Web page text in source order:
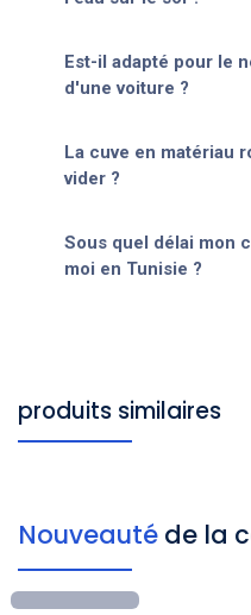
Est-il adapté pour le
d'une voiture ?
La cuve en matériau
vider ?
Sous quel délai mon
moi en Tunisie ?
produits similaires
Nouveauté de la